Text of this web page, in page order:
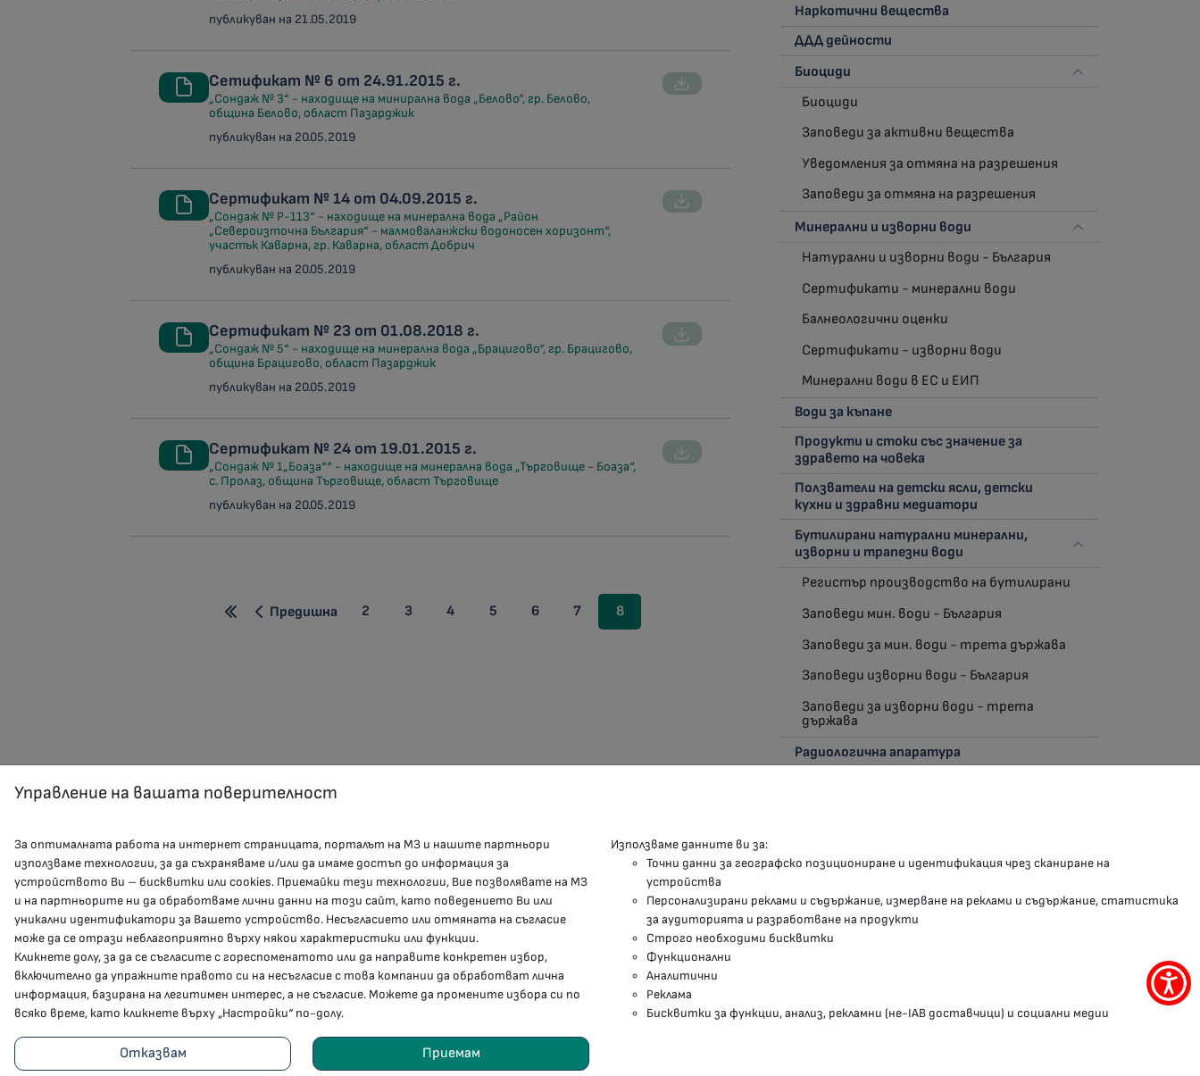
Меню
публикуван на 21.05.2019
Сетификат № 6 от 24.91.2015 г.
„Сондаж № 3“ - находище на минирална вода „Белово“, гр. Белово,
община Белово, област Пазарджик
публикуван на 20.05.2019
Сертификат № 14 от 04.09.2015 г.
„Сондаж № Р-113“ - находище на минерална вода „Район
„Североизточна България“ - малмоваланжски водоносен хоризонт“,
участък Каварна, гр. Каварна, област Добрич
публикуван на 20.05.2019
Сертификат № 23 от 01.08.2018 г.
„Сондаж № 5“ - находище на минерална вода „Брацигово“, гр. Брацигово,
община Брацигово, област Пазарджик
публикуван на 20.05.2019
Сертификат № 24 от 19.01.2015 г.
„Сондаж № 1„Боаза““ - находище на минерална вода „Търговище - Боаза“,
с. Пролаз, община Търговище, област Търговище
публикуван на 20.05.2019
Предишна 2 3 4 5 6 7 8
Наркотични вещества
ДДД дейности
Биоциди
Биоциди
Заповеди за активни вещества
Уведомления за отмяна на разрешения
Заповеди за отмяна на разрешения
Минерални и изворни води
Натурални и изворни води - България
Сертификати - минерални води
Балнеологични оценки
Сертификати - изворни води
Минерални води в ЕС и ЕИП
Води за къпане
Продукти и стоки със значение за
здравето на човека
Ползватели на детски ясли, детски
кухни и здравни медиатори
Бутилирани натурални минерални,
изворни и трапезни води
Регистър производство на бутилирани
Заповеди мин. води - България
Заповеди за мин. води - трета държава
Заповеди изворни води - България
Заповеди за изворни води - трета
държава
Радиологична апаратура
гр.София, 1000, пл. „Света Неделя“ №5
delovodstvo@mh.government.bg
presscenter@mh.government.bg
Instragram профил
2023 - 2026 © Министерство на здравеопазването Карта на сайта
Управление на вашата поверителност
За оптималната работа на интернет страницата, порталът на МЗ и нашите партньори
използваме технологии, за да съхраняваме и/или да имаме достъп до информация за
устройството Ви – бисквитки или cookies. Приемайки тези технологии, Вие позволявате на МЗ
и на партньорите ни да обработваме лични данни на този сайт, като поведението Ви или
уникални идентификатори за Вашето устройство. Несъгласието или отмяната на съгласие
може да се отрази неблагоприятно върху някои характеристики или функции.
Кликнете долу, за да се съгласите с гореспоменатото или да направите конкретен избор,
включително да упражните правото си на несъгласие с това компании да обработват лична
информация, базирана на легитимен интерес, а не съгласие. Можете да промените избора си по
всяко време, като кликнете върху „Настройки“ по-долу.
Използваме данните ви за:
Точни данни за географско позициониране и идентификация чрез сканиране на
устройства
Персонализирани реклами и съдържание, измерване на реклами и съдържание, статистика
за аудиторията и разработване на продукти
Строго необходими бисквитки
Функционални
Аналитични
Реклама
Бисквитки за функции, анализ, рекламни (не-IAB доставчици) и социални медии
Отказвам Приемам